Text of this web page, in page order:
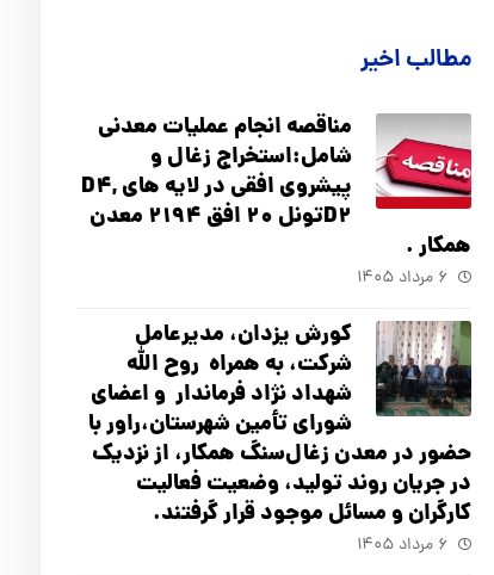
مطالب اخیر
مناقصه انجام عملیات معدنی
شامل:استخراج زغال و
پیشروی افقی در لایه های D4,
D2تونل 20 افق 2194 معدن
همکار .
۶ مرداد ۱۴۰۵
کورش یزدان، مدیرعامل
شرکت، به همراه روح الله
شهداد نژاد فرماندار و اعضای
شورای تأ‌مین شهرستان،راور با
حضور در معدن زغال‌سنگ همکار، از نزدیک
در جریان روند تولید، وضعیت فعالیت
کارگران و مسائل موجود قرار گرفتند.
۶ مرداد ۱۴۰۵